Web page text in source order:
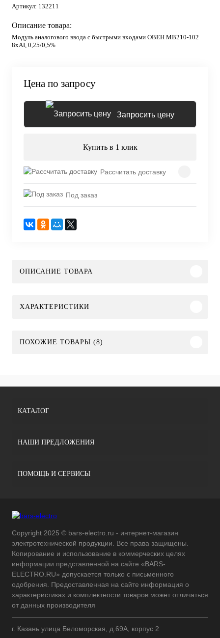
Артикул: 132211
Описание товара:
Модуль аналогового ввода с быстрыми входами ОВЕН МВ210-102
8хAI, 0,25/0,5%
Цена по запросу
Запросить цену
Купить в 1 клик
Рассчитать доставку
Под заказ
ОПИСАНИЕ ТОВАРА
ХАРАКТЕРИСТИКИ
ПОХОЖИЕ ТОВАРЫ (8)
КАТАЛОГ
НАШИ ПРЕДЛОЖЕНИЯ
ПОМОЩЬ И СЕРВИСЫ
Copyright 2025 © bars-electro.ru - интернет-магазин
электротехнической продукции. Все права защищены.
Копирование и использование в коммерческих целях
информации представленной на сайте «BARS-
ELECTRO.RU» допускается только с письменного
одобрения. Предоставленная на сайте информация о
характеристиках и комплектности товаров может отличаться
от данных производителя
г. Казань улица Беломорская, д.69А, корпус 2